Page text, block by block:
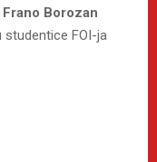
Frano Borozan
studentice FOI-ja